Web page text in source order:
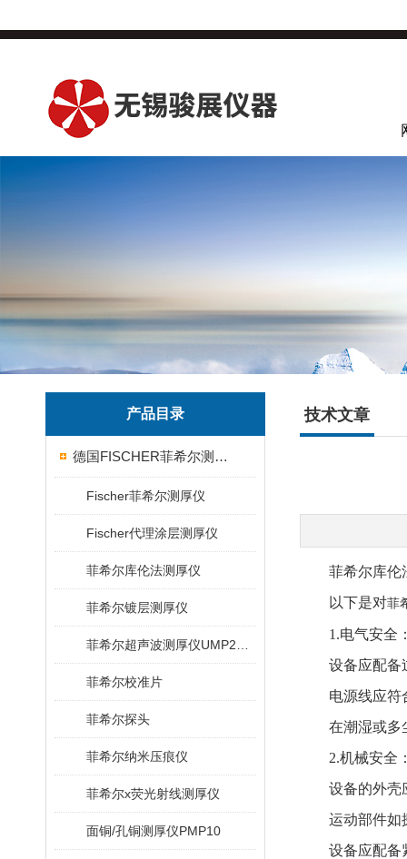
产品目录
德国FISCHER菲希尔测厚仪
Fischer菲希尔测厚仪
Fischer代理涂层测厚仪
菲希尔库伦法测厚仪
菲希尔镀层测厚仪
菲希尔校准片
菲希尔探头
菲希尔纳米压痕仪
菲希尔x荧光射线测厚仪
面铜/孔铜测厚仪PMP10
技术文章
菲希尔库伦法
以下是对菲
1.电气安全
设备应配备过
电源线应符合
在潮湿或多尘
2.机械安全
设备的外壳应
运动部件如探
设备应配备紧